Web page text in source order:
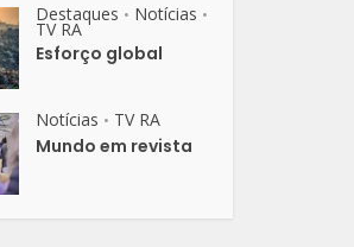
Destaques • Notícias •
TV RA
Esforço global
Notícias • TV RA
Mundo em revista